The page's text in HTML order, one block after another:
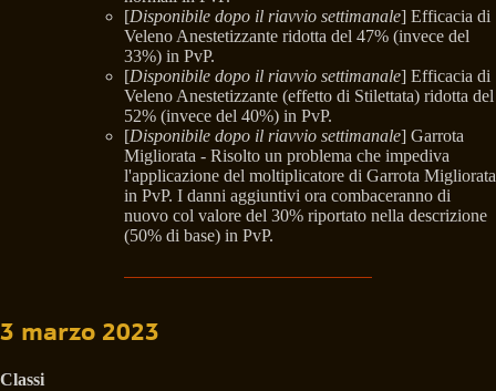
[Disponibile dopo il riavvio settimanale] Efficacia di
Veleno Anestetizzante ridotta del 47% (invece del
33%) in PvP.
[Disponibile dopo il riavvio settimanale] Efficacia di
Veleno Anestetizzante (effetto di Stilettata) ridotta del
52% (invece del 40%) in PvP.
[Disponibile dopo il riavvio settimanale] Garrota
Migliorata - Risolto un problema che impediva
l'applicazione del moltiplicatore di Garrota Migliorata
in PvP. I danni aggiuntivi ora combaceranno di
nuovo col valore del 30% riportato nella descrizione
(50% di base) in PvP.
3 marzo 2023
Classi